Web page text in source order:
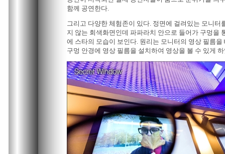
함께 공연한다.
그리고 다양한 체험존이 있다. 정면에 걸려있는 모니터
지 않는 회색화면인데 파파라치 안으로 들어가 구멍을
에 스타의 모습이 보인다. 원리는 모니터의 영상 필름
구멍 안경에 영상 필름을 설치하여 영상을 볼 수 있게